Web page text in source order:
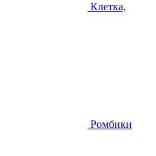
Клетка,
Ромбики